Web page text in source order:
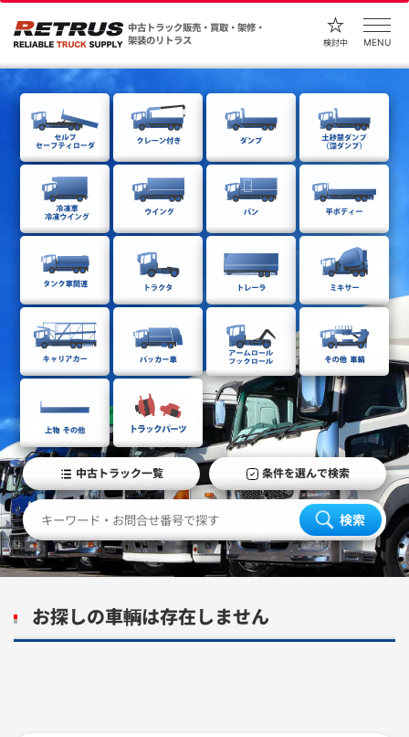
中古トラック販売・買取・架修・
架装のリトラス
検討中 MENU
中古トラック一覧 条件を選んで検索
検索
お探しの車輌は存在しません